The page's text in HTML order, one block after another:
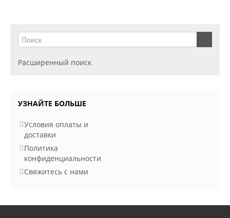
Расширенный поиск
УЗНАЙТЕ БОЛЬШЕ
Условия оплаты и
доставки
Политика
конфиденциальности
Свяжитесь с нами